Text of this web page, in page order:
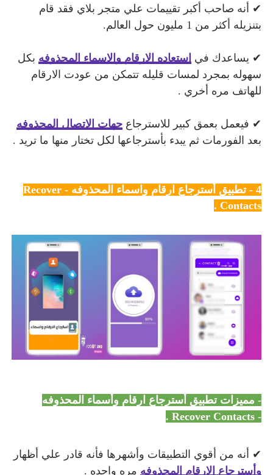
✔ أنه صاحب أكبر تقييمات علي متجر بلاي فقد قام
بتنزيله أكثر من 1 مليون حول العالم.
✔ يساعدك في استعاده الارقام والاسماء المحذوفه بكل
سهوله بمجرد لمسات قليله تتمكن من عودت الارقام
للهاتف مره أخري .
✔ فيعمل بعمق كبير للاسترجاع جهات الاتصال المحذوفه
بعد الفورمات ثم يبدء بأسترجاعها لكل تختار منها ما تريد .
4 - تطبيق أسترجاع ارقام واسماء المحذوفه -
Recover
Contacts .
- مميزات تطبيق أسترجاع ارقام وأسماء المحذوفه
-
Recover Contacts .
✔ أنه من أقوي التطبيقات وأشهرها فأنه قادر علي أظهار
وأسترجاع الارقام المحذوفه مره واحده .